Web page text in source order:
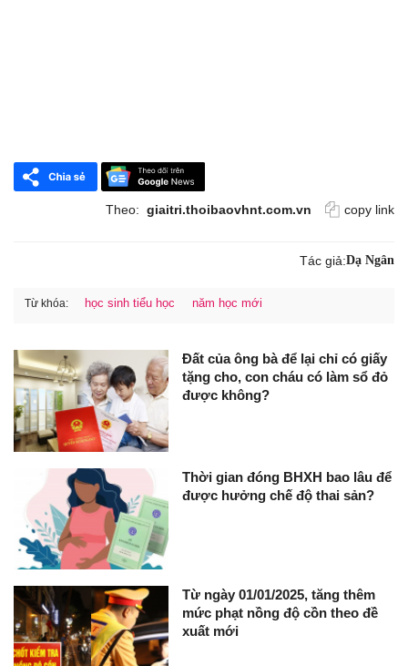
Theo: giaitri.thoibaovhnt.com.vn copy link
Tác giả:Dạ Ngân
Từ khóa: học sinh tiểu học năm học mới
Đất của ông bà để lại chỉ có giấy
tặng cho, con cháu có làm sổ đỏ
được không?
Thời gian đóng BHXH bao lâu để
được hưởng chế độ thai sản?
Từ ngày 01/01/2025, tăng thêm
mức phạt nồng độ cồn theo đề
xuất mới